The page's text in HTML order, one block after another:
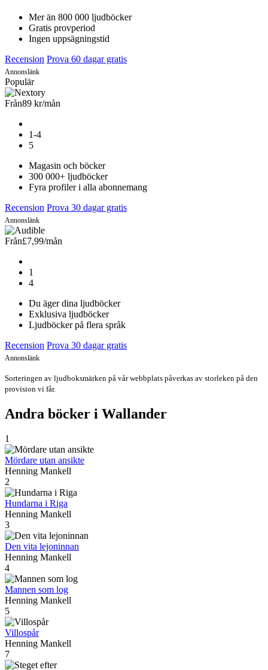
Mer än 800 000 ljudböcker
Gratis provperiod
Ingen uppsägningstid
Recension Prova 60 dagar gratis
Annonslänk
Populär
Från89 kr/mån
1-4
5
Magasin och böcker
300 000+ ljudböcker
Fyra profiler i alla abonnemang
Recension Prova 30 dagar gratis
Annonslänk
Från£7,99/mån
1
4
Du äger dina ljudböcker
Exklusiva ljudböcker
Ljudböcker på flera språk
Recension Prova 30 dagar gratis
Annonslänk
Sorteringen av ljudboksmärken på vår webbplats påverkas av storleken på den
provision vi får.
Andra böcker i Wallander
1
Mördare utan ansikte
Henning Mankell
2
Hundarna i Riga
Henning Mankell
3
Den vita lejoninnan
Henning Mankell
4
Mannen som log
Henning Mankell
5
Villospår
Henning Mankell
7